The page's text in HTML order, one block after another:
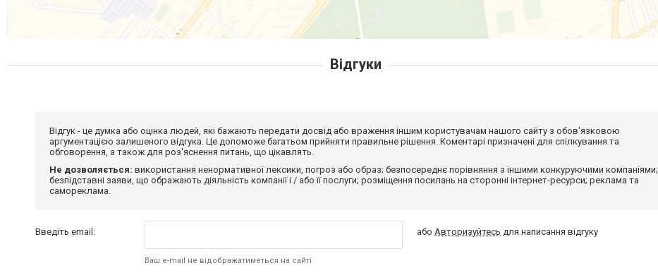
Відгуки
Відгук - це думка або оцінка людей, які бажають передати досвід або враження іншим користувачам нашого сайту з обов'язковою
аргументацією залишеного відгука. Це допоможе багатьом прийняти правильне рішення. Коментарі призначені для спілкування та
обговорення, а також для роз'яснення питань, що цікавлять.
Не дозволяється: використання ненормативної лексики, погроз або образ; безпосереднє порівняння з іншими конкуруючими компаніями;
безпідставні заяви, що ображають діяльність компанії і / або її послуги; розміщення посилань на сторонні інтернет-ресурси; реклама та
самореклама.
Введіть email:
Ваш e-mail не відображатиметься на сайті
абоАвторизуйтесь для написання відгуку